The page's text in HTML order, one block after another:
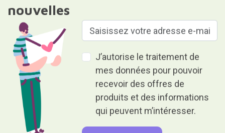
nouvelles
J’autorise le traitement de
mes données pour pouvoir
recevoir des offres de
produits et des informations
qui peuvent m’intéresser.